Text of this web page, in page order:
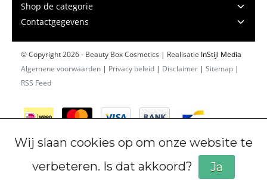
Shop de categorie
Contactgegevens
© Copyright 2026 - Beauty Box Cosmetics | Realisatie InStijl Media
Algemene voorwaarden | Privacy beleid | Disclaimer | Sitemap |
RSS Feed
Wij slaan cookies op om onze website te
verbeteren. Is dat akkoord?
Ja